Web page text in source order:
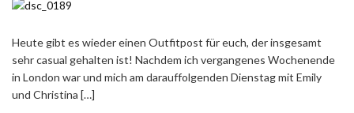
Heute gibt es wieder einen Outfitpost für euch, der insgesamt
sehr casual gehalten ist! Nachdem ich vergangenes Wochenende
in London war und mich am darauffolgenden Dienstag mit Emily
und Christina […]